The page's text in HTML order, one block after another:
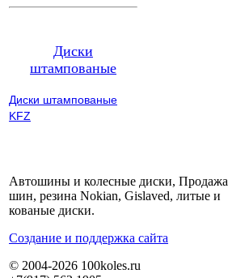
Диски
штампованые
Диски штампованые
KFZ
Автошины и колесные диски, Продажа
шин, резина Nokian, Gislaved, литые и
кованые диски.
Cоздание и поддержка сайта
© 2004-2026 100koles.ru